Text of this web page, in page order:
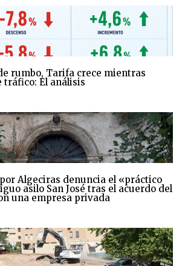
rumbo, Tarifa crece mientras
tráfico: El análisis
Algeciras denuncia el «práctico
asilo San José tras el acuerdo del
una empresa privada